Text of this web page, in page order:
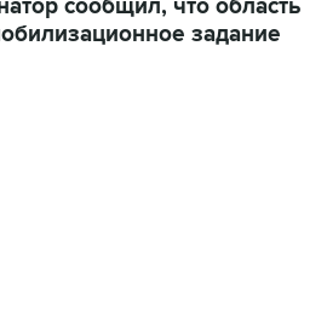
сообщил, что область
задание